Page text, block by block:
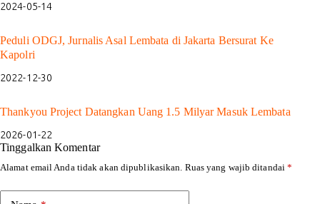
2024-05-14
Peduli ODGJ, Jurnalis Asal Lembata di Jakarta Bersurat Ke
Kapolri
2022-12-30
Thankyou Project Datangkan Uang 1.5 Milyar Masuk Lembata
2026-01-22
Tinggalkan Komentar
Alamat email Anda tidak akan dipublikasikan. Ruas yang wajib ditandai*